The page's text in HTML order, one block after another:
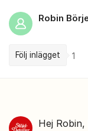
Robin
Följ inlägget 1
Hej